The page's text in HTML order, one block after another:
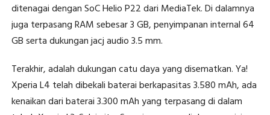
ditenagai dengan SoC Helio P22 dari MediaTek. Di dalamnya
juga terpasang RAM sebesar 3 GB, penyimpanan internal 64
GB serta dukungan jacj audio 3.5 mm.
Terakhir, adalah dukungan catu daya yang disematkan. Ya!
Xperia L4 telah dibekali baterai berkapasitas 3.580 mAh, ada
kenaikan dari baterai 3.300 mAh yang terpasang di dalam